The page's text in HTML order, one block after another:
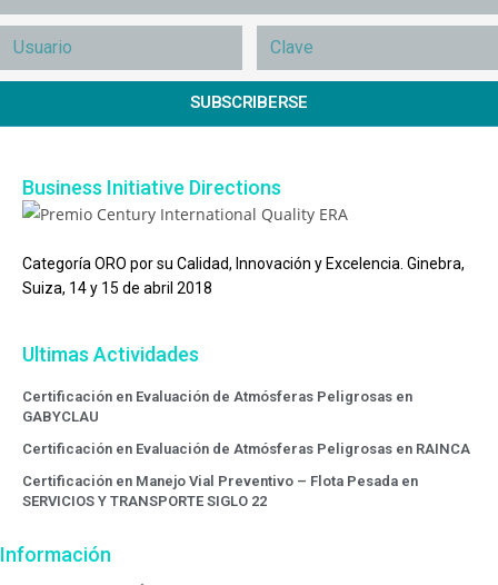
SUBSCRIBERSE
Business Initiative Directions
Categoría ORO por su Calidad, Innovación y Excelencia. Ginebra,
Suiza, 14 y 15 de abril 2018
Ultimas Actividades
Certificación en Evaluación de Atmósferas Peligrosas en
GABYCLAU
Certificación en Evaluación de Atmósferas Peligrosas en RAINCA
Certificación en Manejo Vial Preventivo – Flota Pesada en
SERVICIOS Y TRANSPORTE SIGLO 22
Información